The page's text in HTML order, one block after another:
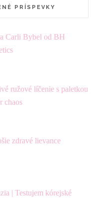
PRÍSPEVKY
Carli Bybel od BH
ružové líčenie s paletkou
chaos
zdravé lievance
| Testujem kórejské